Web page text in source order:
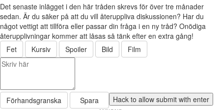
Det senaste inlägget i den här tråden skrevs för över tre månader
sedan. Är du säker på att du vill återuppliva diskussionen? Har du
något vettigt att tillföra eller passar din fråga i en ny tråd? Onödiga
återupplivningar kommer att låsas så tänk efter en extra gång!
Fet
Kursiv Spoiler Bild Film
Förhandsgranska Spara